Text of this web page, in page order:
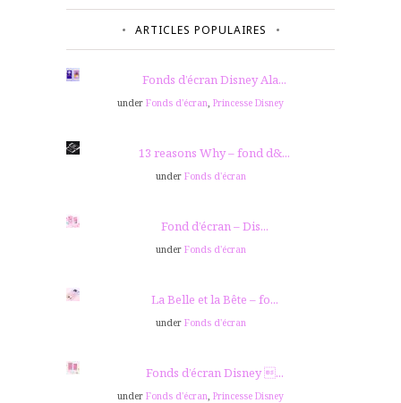
ARTICLES POPULAIRES
Fonds d’écran Disney Ala...
under Fonds d'écran, Princesse Disney
13 reasons Why – fond d&...
under Fonds d'écran
Fond d’écran – Dis...
under Fonds d'écran
La Belle et la Bête – fo...
under Fonds d'écran
Fonds d’écran Disney ...
under Fonds d'écran, Princesse Disney